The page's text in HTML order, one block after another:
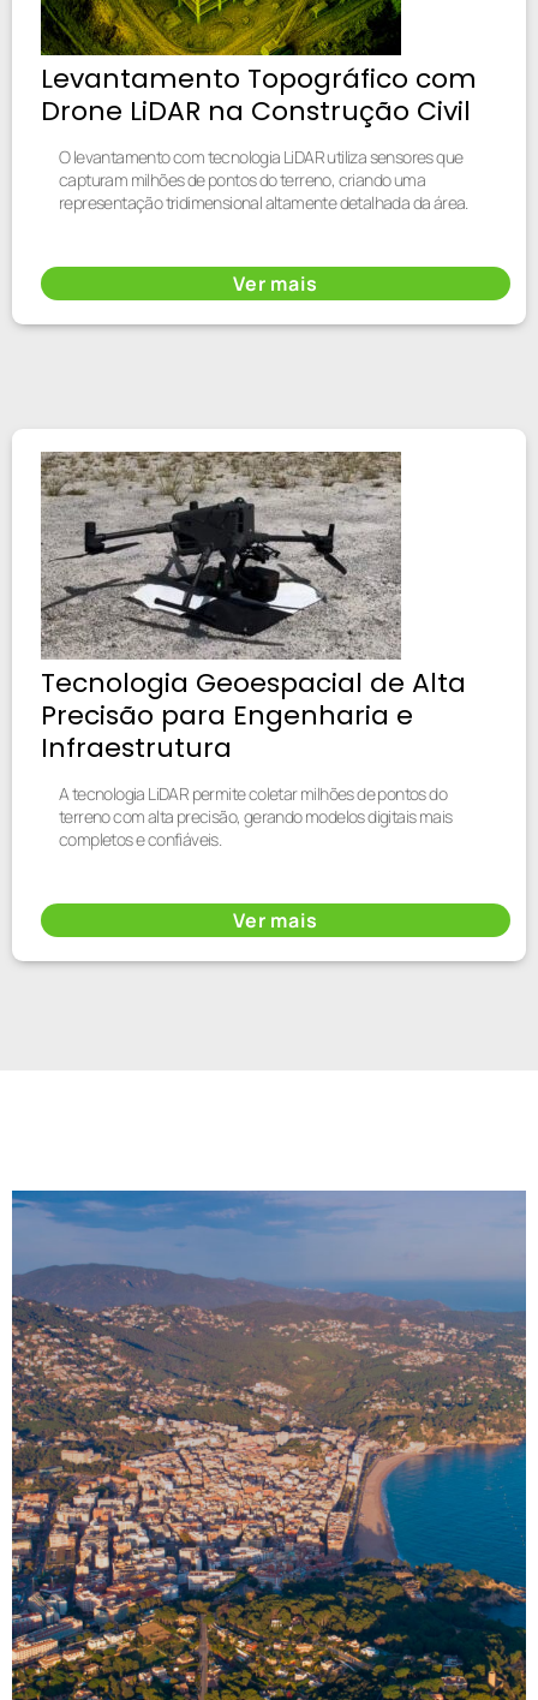
Levantamento Topográfico com
Drone LiDAR na Construção Civil
O levantamento com tecnologia LiDAR utiliza sensores que
capturam milhões de pontos do terreno, criando uma
representação tridimensional altamente detalhada da área.
Ver mais
Tecnologia Geoespacial de Alta
Precisão para Engenharia e
Infraestrutura
A tecnologia LiDAR permite coletar milhões de pontos do
terreno com alta precisão, gerando modelos digitais mais
completos e confiáveis.
Ver mais